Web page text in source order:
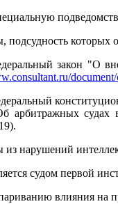
подсудность
закон "О
арбитражных судах
из нарушений
судом первой
влияния на